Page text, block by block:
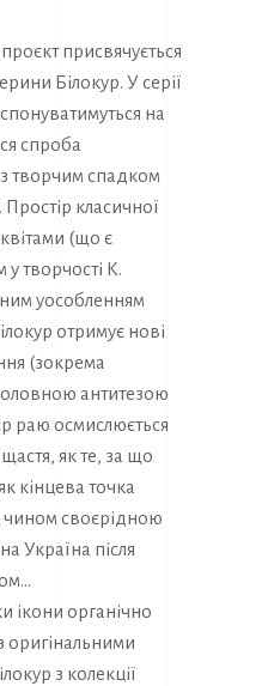
присвячується
Білокур. У серії
на
спроба
з творчим спадком
класичної
(що є
творчості К.
уособленням
отримує нові
(зокрема
антитезою
раю осмислюється
як те, за що
кінцева точка
чином своєрідною
Україна після
ікони органічно
оригінальними
з колекції